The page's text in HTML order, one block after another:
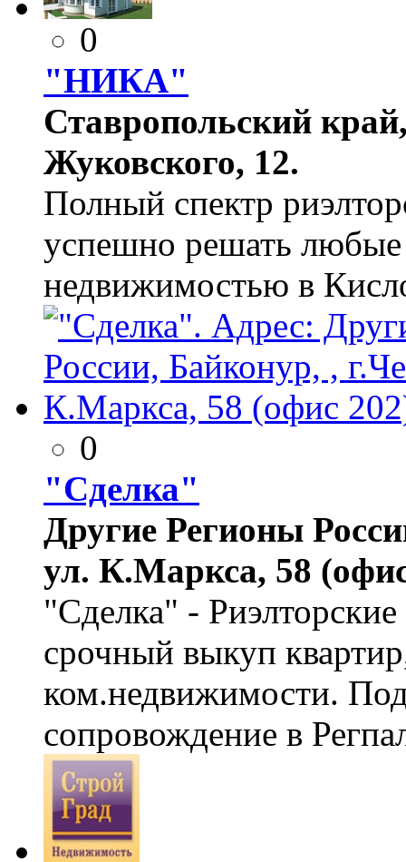
0
"НИКА"
Ставропольский
Жуковского, 12.
Полный спектр
успешно решать любые
недвижимостью в
0
"Сделка"
Другие Регионы
ул. К.Маркса, 58
"Сделка" -
срочный выкуп
ком.недвижимости.
сопровождение в